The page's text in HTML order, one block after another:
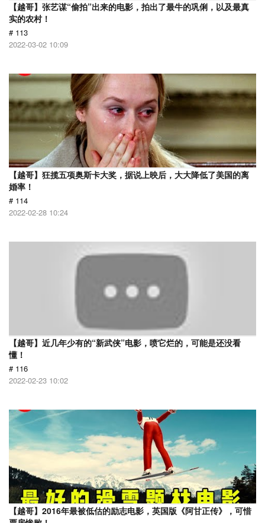
【越哥】张艺谋“偷拍”出来的电影，拍出了最牛的巩俐，以及最真
实的农村！
# 113
2022-03-02 10:09
【越哥】狂揽五项奥斯卡大奖，据说上映后，大大降低了美国的离
婚率！
# 114
2022-02-28 10:24
【越哥】近几年少有的“新武侠”电影，喷它烂的，可能是还没看
懂！
# 116
2022-02-23 10:02
【越哥】2016年最被低估的励志电影，英国版《阿甘正传》，可惜